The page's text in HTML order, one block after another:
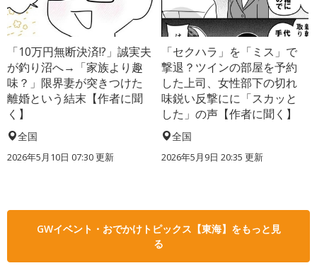
「10万円無断決済!?」誠実夫
が釣り沼へ→「家族より趣
味？」限界妻が突きつけた
離婚という結末【作者に聞
く】
全国
2026年5月10日 07:30 更新
「セクハラ」を「ミス」で
撃退？ツインの部屋を予約
した上司、女性部下の切れ
味鋭い反撃にに「スカッと
した」の声【作者に聞く】
全国
2026年5月9日 20:35 更新
GWイベント・おでかけトピックス【東海】をもっと見
る